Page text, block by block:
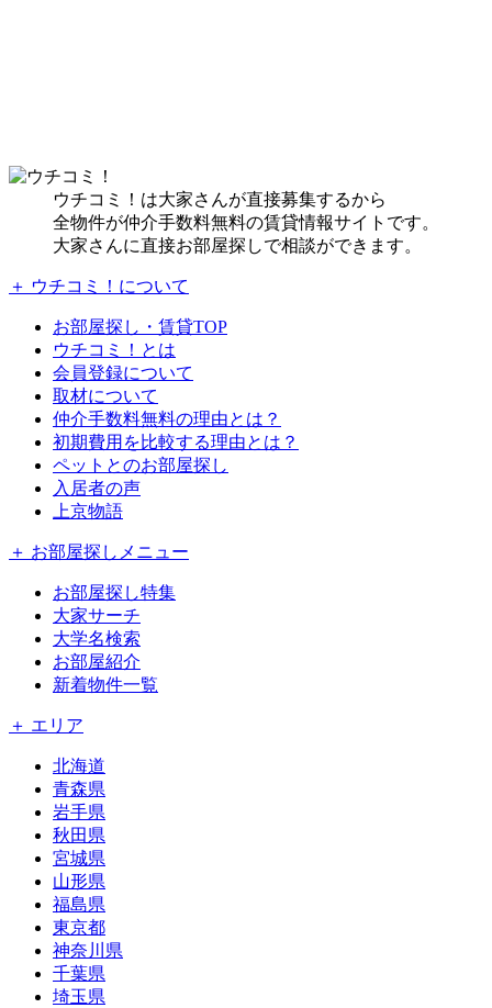
ウチコミ！は大家さんが直接募集するから
全物件が仲介手数料無料の賃貸情報サイトです。
大家さんに直接お部屋探しで相談ができます。
＋ ウチコミ！について
お部屋探し・賃貸TOP
ウチコミ！とは
会員登録について
取材について
仲介手数料無料の理由とは？
初期費用を比較する理由とは？
ペットとのお部屋探し
入居者の声
上京物語
＋ お部屋探しメニュー
お部屋探し特集
大家サーチ
大学名検索
お部屋紹介
新着物件一覧
＋ エリア
北海道
青森県
岩手県
秋田県
宮城県
山形県
福島県
東京都
神奈川県
千葉県
埼玉県